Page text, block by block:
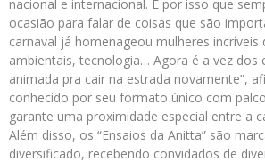
nacional e internacional. É por isso que
ocasião para falar de coisas que são
carnaval já homenageou mulheres incríveis
ambientais, tecnologia… Agora é a vez dos
animada pra cair na estrada novamente”,
conhecido por seu formato único com
garante uma proximidade especial entre a
Além disso, os “Ensaios da Anitta” são
diversificado, recebendo convidados de